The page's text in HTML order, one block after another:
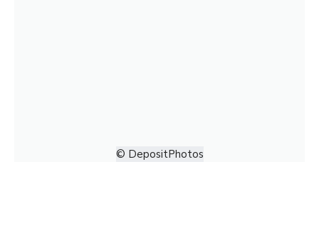
© DepositPhotos